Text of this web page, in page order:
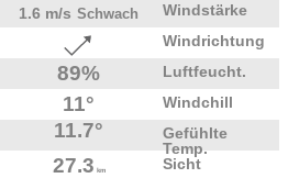
1.6 m/s Schwach
Windstärke
Windrichtung
89% Luftfeucht.
11° Windchill
11.7°
Gefühlte
Temp.
27.3 km Sicht